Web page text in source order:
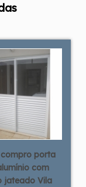
porta
com
jateado Vila